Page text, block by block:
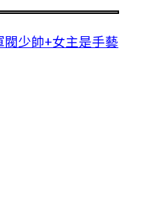
閥少帥+女主是手藝